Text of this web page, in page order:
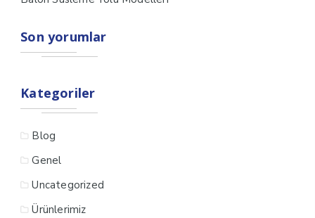
Son yorumlar
Kategoriler
Blog
Genel
Uncategorized
Ürünlerimiz